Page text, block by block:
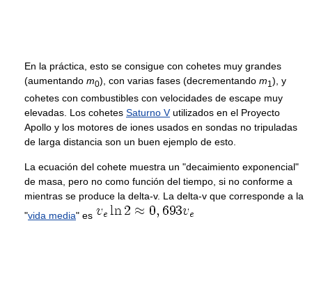
En la práctica, esto se consigue con cohetes muy grandes
(aumentando m0), con varias fases (decrementando m1 ), y
cohetes con combustibles con velocidades de escape muy
elevadas. Los cohetes Saturno Vutilizados en el Proyecto
Apollo y los motores de iones usados en sondas no tripuladas
de larga distancia son un buen ejemplo de esto.
La ecuación del cohete muestra un "decaimiento exponencial"
de masa, pero no como función del tiempo, si no conforme a
mientras se produce la delta-v. La delta-v que corresponde a la
"vida media" es